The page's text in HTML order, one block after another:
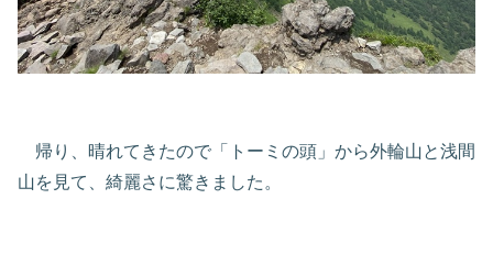
帰り、晴れてきたので「トーミの頭」から外輪山と浅間
山を見て、綺麗さに驚きました。